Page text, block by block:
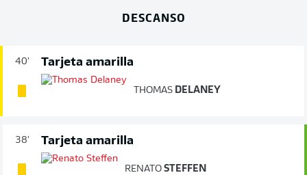
DESCANSO
40' Tarjeta amarilla
THOMAS DELANEY
38' Tarjeta amarilla
RENATO STEFFEN